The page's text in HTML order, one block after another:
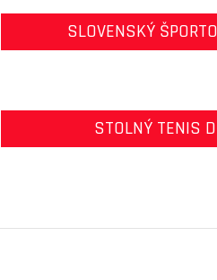
SLOVENSKÝ
STOLNÝ TENIS